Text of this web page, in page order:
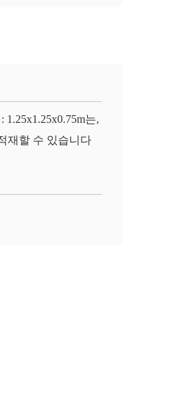
는,
재할 수 있습니다